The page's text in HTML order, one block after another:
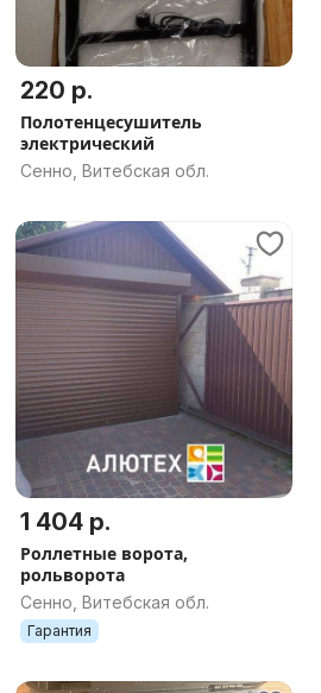
220 р.
Полотенцесушитель
электрический
Сенно, Витебская обл.
1 404 р.
Роллетные ворота,
рольворота
Сенно, Витебская обл.
Гарантия